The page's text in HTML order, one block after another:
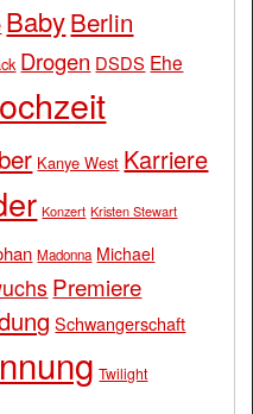
BabyBerlin
Drogen DSDS Ehe
Kanye West Karriere
Konzert Kristen Stewart
Madonna Michael
Premiere
Schwangerschaft
Twilight